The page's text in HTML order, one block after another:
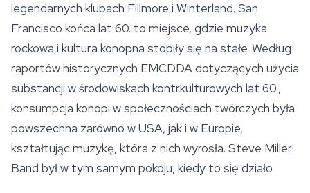
legendarnych klubach Fillmore i Winterland. San
Francisco końca lat 60. to miejsce, gdzie muzyka
rockowa i kultura konopna stopiły się na stałe. Według
raportów historycznych EMCDDA dotyczących użycia
substancji w środowiskach kontrkulturowych lat 60.,
konsumpcja konopi w społecznościach twórczych była
powszechna zarówno w USA, jak i w Europie,
kształtując muzykę, która z nich wyrosła. Steve Miller
Band był w tym samym pokoju, kiedy to się działo.